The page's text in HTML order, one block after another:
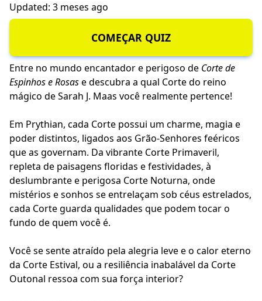
Updated: 3 meses ago
COMEÇAR QUIZ
Entre no mundo encantador e perigoso de Corte de
Espinhos e Rosase descubra a qual Corte do reino
mágico de Sarah J. Maas você realmente pertence!
Em Prythian, cada Corte possui um charme, magia e
poder distintos, ligados aos Grão-Senhores feéricos
que as governam. Da vibrante Corte Primaveril,
repleta de paisagens floridas e festividades, à
deslumbrante e perigosa Corte Noturna, onde
mistérios e sonhos se entrelaçam sob céus estrelados,
cada Corte guarda qualidades que podem tocar o
fundo de quem você é.
Você se sente atraído pela alegria leve e o calor eterno
da Corte Estival, ou a resiliência inabalável da Corte
Outonal ressoa com sua força interior?